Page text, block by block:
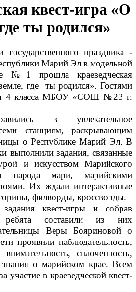
квест-игра «О
ты родился»
государственного праздника -
Марий Эл в модельной
№1 прошла краеведческая
где ты родился». Гостями
4 класса МБОУ «СОШ №23 г.
в увлекательное
станциям, раскрывающим
о Республике Марий Эл. В
выполнили задания, связанные
и искусством Марийского
народа мари, марийскими
Их ждали интерактивные
филворды, кроссворды.
квест-игры и собрав
ребята составили из них
Веры Бояриновой о
проявили наблюдательность,
внимательность, сплоченность,
о марийском крае. Всем
участие в краеведческой квест-